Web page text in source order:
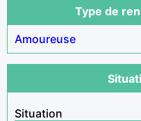
Type de
Amoureuse
Situation